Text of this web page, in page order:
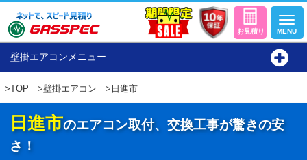
壁掛エアコンメニュー
>TOP >壁掛エアコン >日進市
日進市のエアコン取付、交換工事が驚きの安
さ！